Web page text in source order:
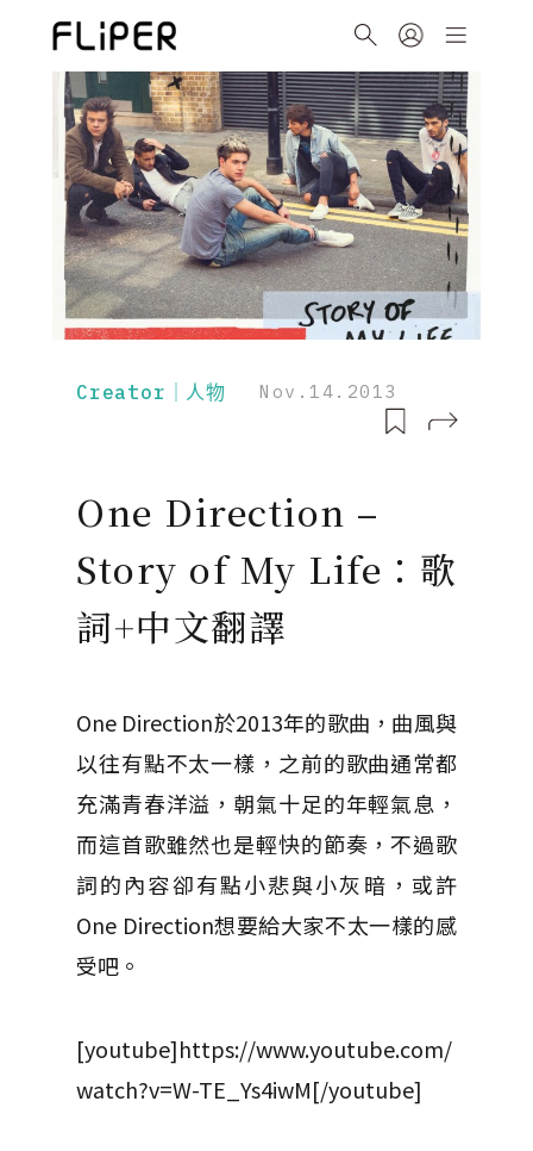
Creator｜人物 Nov.14.2013
One Direction –
Story of My Life：歌
詞+中文翻譯
One Direction於2013年的歌曲，曲風與
以往有點不太一樣，之前的歌曲通常都
充滿青春洋溢，朝氣十足的年輕氣息，
而這首歌雖然也是輕快的節奏，不過歌
詞的內容卻有點小悲與小灰暗，或許
One Direction想要給大家不太一樣的感
受吧。
[youtube]https://www.youtube.com/
watch?v=W-TE_Ys4iwM[/youtube]